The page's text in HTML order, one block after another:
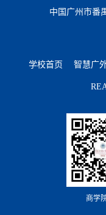
中国广州市番禺
学校首页 智慧广
商学